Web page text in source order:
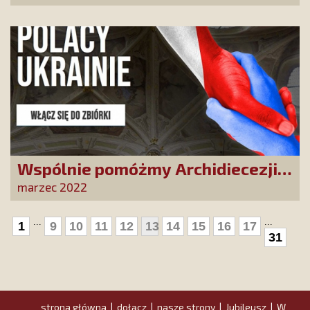
dzięki naszym Przyjaciołom!
Wspólnie pomóżmy Archidiecezji
Lwowskiej, dającej ochronę
uchodźcom uciekającym przed
rosyjską inwazją
marzec 2022
1 9 10 11 12 13 14 15 16 17
31
strona główna dołącz nasze strony Jubileusz W